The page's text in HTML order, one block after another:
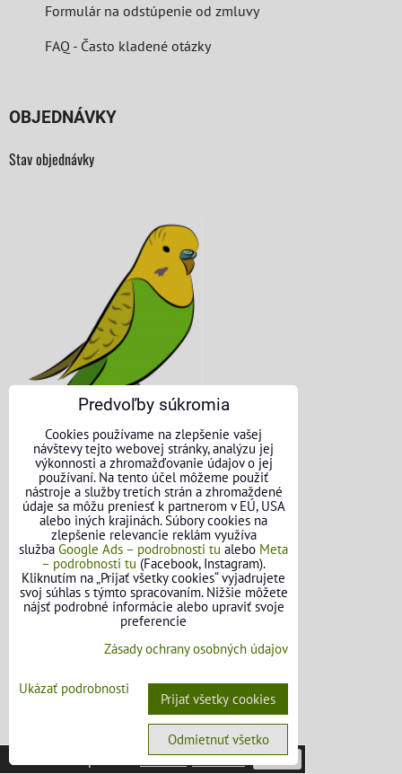
Formulár na odstúpenie od zmluvy
FAQ - Často kladené otázky
OBJEDNÁVKY
Stav objednávky
KONTAKTNÉ ÚDAJE
O nás
Kontakt
Požičovňa náradia
Názory našich zákazníkov
Mapa stránok
SLEDUJTE NÁS
Predvoľby súkromia
Cookies používame na zlepšenie vašej
návštevy tejto webovej stránky, analýzu jej
výkonnosti a zhromažďovanie údajov o jej
používaní. Na tento účel môžeme použiť
nástroje a služby tretích strán a zhromaždené
údaje sa môžu preniesť k partnerom v EÚ, USA
alebo iných krajinách. Súbory cookies na
zlepšenie relevancie reklám využíva
služba Google Ads – podrobnosti tu alebo Meta
– podrobnosti tu (Facebook, Instagram).
Kliknutím na „Prijať všetky cookies“ vyjadrujete
svoj súhlas s týmto spracovaním. Nižšie môžete
nájsť podrobné informácie alebo upraviť svoje
preferencie
Zásady ochrany osobných údajov
Ukázať podrobnosti
Prijať všetky cookies
Odmietnuť všetko
Táto stránka používa cookies.Viac info Potvrdiť